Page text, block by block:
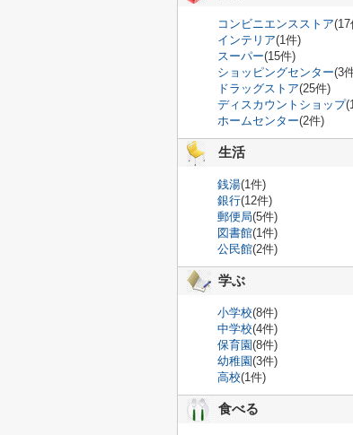
コンビニエンスストア(17
インテリア(1件)
スーパー(15件)
ショッピングセンター(3
ドラッグストア(25件)
ディスカウントショップ
ホームセンター(2件)
生活
銭湯(1件)
銀行(12件)
郵便局(5件)
図書館(1件)
公民館(2件)
学ぶ
小学校(8件)
中学校(4件)
保育園(8件)
幼稚園(3件)
高校(1件)
食べる